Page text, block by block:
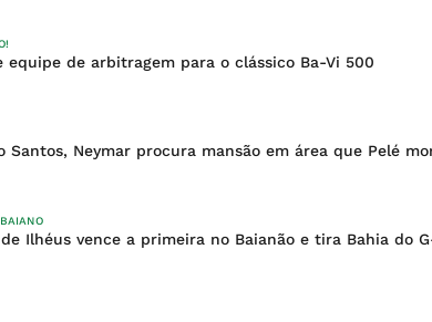
equipe de arbitragem para o clássico Ba-Vi 500
Santos, Neymar procura mansão em área que Pelé
Ilhéus vence a primeira no Baianão e tira Bahia do